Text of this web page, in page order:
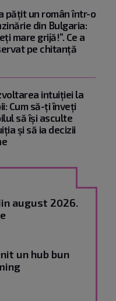
pățit un român într-o
din Bulgaria:
mare grijă!”. Ce a
pe chitanță
intuiției la
Cum să-ți înveți
să își asculte
și să ia decizii
august 2026.
un hub bun